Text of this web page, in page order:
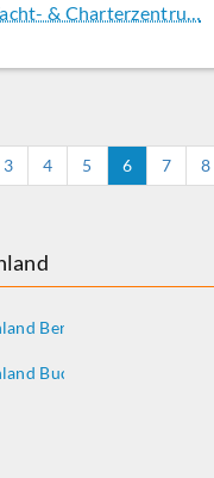
& Charterzentru…
3 4 5 6 7 8
Berlin
Buchholz